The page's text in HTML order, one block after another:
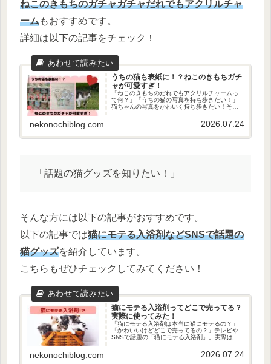
ねこのきもちのガチャガチャだれでもアクリルチャ
ームもおすすめです。
詳細は以下の記事をチェック！
うちの猫も表紙に！？ねこのきもちガチ
ャが可愛すぎ！
「ねこのきもちのだれでもアクリルチャームっ
て何？」「うちの猫の写真を持ち歩きたい！」
猫ちゃんの写真をかわいく持ち歩きたい！そん
それは…「ねこのきもちだれでもアクリルチャ
ーム」です！ということで、今回...
nekonochiblog.com 2026.07.24
「話題の猫グッズを知りたい！」
そんな方には以下の記事がおすすめです。
以下の記事では猫にモテる入浴剤などSNSで話題の
猫グッズを紹介しています。
こちらもぜひチェックしてみてください！
猫にモテる入浴剤ってどこで売ってる？
実際に使ってみた！
「猫にモテる入浴剤は本当に猫にモテるの？」
「かわいいけどどこで売ってるの？」テレビや
SNSで話題の「猫にモテる入浴剤」。実際はど
際の購入から使用までをまとめました！実際に
どこで購入したのか？使用して...
nekonochiblog.com 2026.07.24